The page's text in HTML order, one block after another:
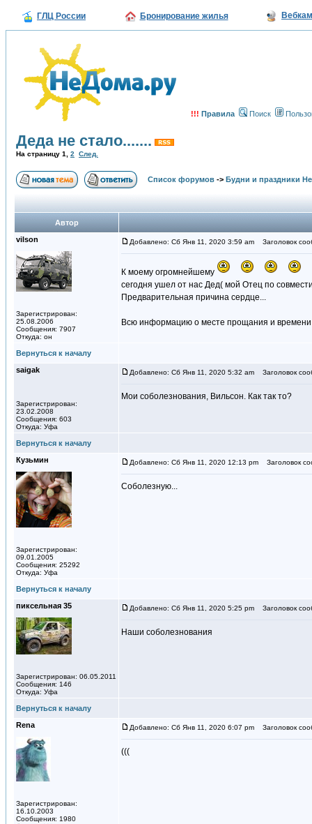
ГЛЦ России Бронирование жилья
!!! Правила Поиск
Деда не стало.......
На страницу 1 2 След.
Список форумов -> Будни и праздники
Автор
vilson
Зарегистрирован:
25.08.2006
Сообщения: 7907
Откуда: он
Добавлено: Сб Янв 11, 2020 3:59 am Заголовок
К моему огромнейшему
сегодня ушел от нас Дед( мой Отец по
Предварительная причина сердце...
Всю информацию о месте прощания и
Вернуться к началу
saigak
Зарегистрирован:
23.02.2008
Сообщения: 603
Откуда: Уфа
Добавлено: Сб Янв 11, 2020 5:32 am Заголовок
Мои соболезнования, Вильсон. Как так то?
Вернуться к началу
Кузьмин
Зарегистрирован:
09.01.2005
Сообщения: 25292
Откуда: Уфа
Добавлено: Сб Янв 11, 2020 12:13 pm Заголовок
Соболезную...
Вернуться к началу
пиксельная 35
Зарегистрирован: 06.05.2011
Сообщения: 146
Откуда: Уфа
Добавлено: Сб Янв 11, 2020 5:25 pm Заголовок
Наши соболезнования
Вернуться к началу
Rena
Зарегистрирован:
16.10.2003
Сообщения: 1980
Добавлено: Сб Янв 11, 2020 6:07 pm Заголовок
(((